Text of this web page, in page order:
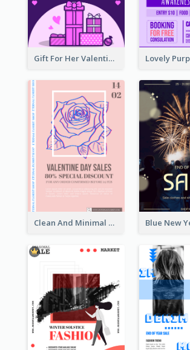
Gift For Her Valentine Celebration Poster Design Template
Clean And Minimal Rose Portrait Poster Design